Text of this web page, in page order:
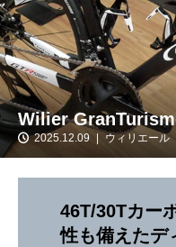
Wilier
2025.12.09 ウィリエール
46T/30Tカー
性も備えたデ